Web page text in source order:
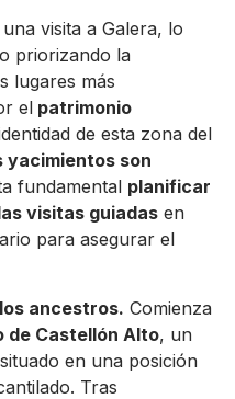
visita a Galera, lo
priorizando la
lugares más
el patrimonio
de esta zona del
yacimientos son
fundamental planificar
visitas guiadas en
para asegurar el
ancestros. Comienza
de Castellón Alto, un
en una posición
Tras